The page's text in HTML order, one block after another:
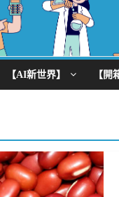
【AI新世界】 【開